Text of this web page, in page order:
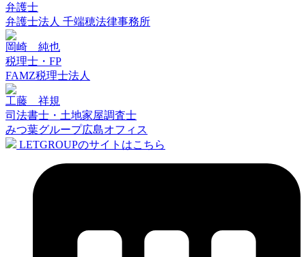
弁護士
弁護士法人 千端穂法律事務所
岡崎 純也
税理士・FP
FAMZ税理士法人
工藤 祥規
司法書士・土地家屋調査士
みつ葉グループ広島オフィス
LETGROUPのサイトはこちら